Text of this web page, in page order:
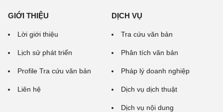
GIỚI THIỆU
Lời giới thiệu
Lịch sử phát triển
Profile Tra cứu văn bản
Liên hệ
DỊCH VỤ
Tra cứu văn bản
Phân tích văn bản
Pháp lý doanh nghiệp
Dịch vụ dịch thuật
Dịch vụ nội dung